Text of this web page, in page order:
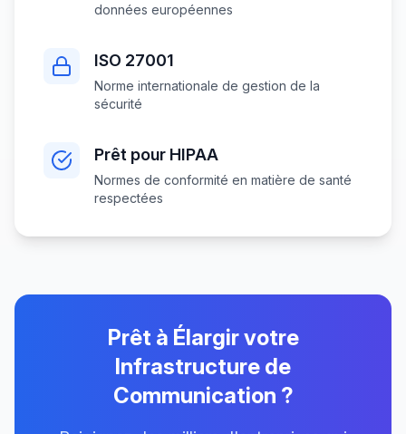
données européennes
ISO 27001
Norme internationale de gestion de la
sécurité
Prêt pour HIPAA
Normes de conformité en matière de santé
respectées
Prêt à Élargir votre
Infrastructure de
Communication ?